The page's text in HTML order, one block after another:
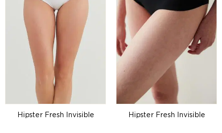
Hipster Fresh Invisible Hipster Fresh Invisible